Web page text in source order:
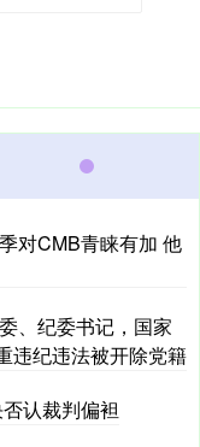
对CMB青睐有加 他
、纪委书记，国家
违纪违法被开除党籍
认裁判偏袒